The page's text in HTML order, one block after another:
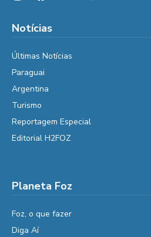
Notícias
Últimas Notícias
Paraguai
Argentina
Turismo
Reportagem Especial
Editorial H2FOZ
Planeta Foz
Foz, o que fazer
Diga Aí